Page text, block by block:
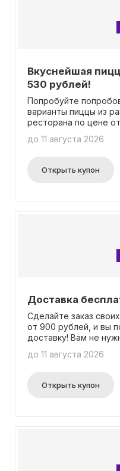
Вкуснейшая
530 рублей!
Попробуйте
варианты пиццы из
ресторана по цене
просто сделайте
до 11 августа 2026
Открыть купон
Доставка
Сделайте заказ
от 900 рублей, и вы
доставку! Вам не
до 11 августа 2026
Открыть купон